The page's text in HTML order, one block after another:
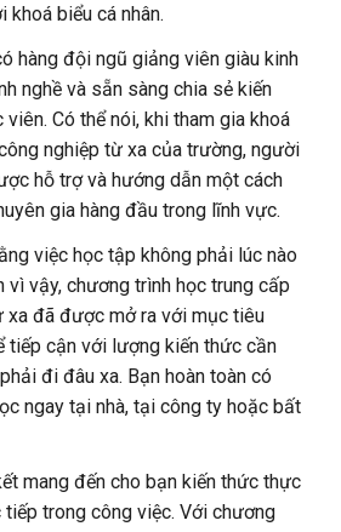
biểu cá nhân.
hàng đội ngũ giảng viên giàu kinh
nghề và sẵn sàng chia sẻ kiến
Có thể nói, khi tham gia khoá
nghiệp từ xa của trường, người
hỗ trợ và hướng dẫn một cách
gia hàng đầu trong lĩnh vực.
việc học tập không phải lúc nào
vì vậy, chương trình học trung cấp
xa đã được mở ra với mục tiêu
tiếp cận với lượng kiến thức cần
đi đâu xa. Bạn hoàn toàn có
ngay tại nhà, tại công ty hoặc bất
mang đến cho bạn kiến thức thực
trong công việc. Với chương